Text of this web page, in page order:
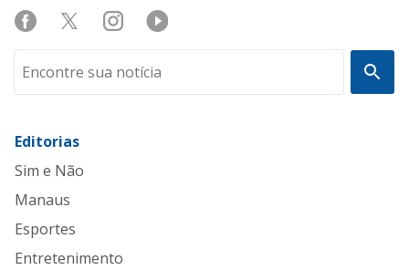
Editorias
Sim e Não
Manaus
Esportes
Entretenimento